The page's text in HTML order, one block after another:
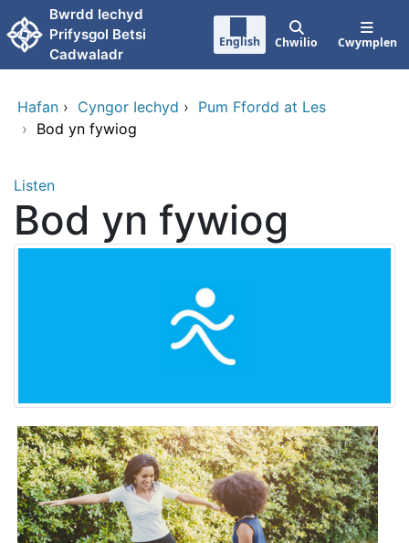
Neidio i'r prif gynnwy
Bwrdd Iechyd
Prifysgol Betsi
Cadwaladr
English Chwilio Cwymplen
Hafan › Cyngor Iechyd › Pum Ffordd at Les
› Bod yn fywiog
Listen
Bod yn fywiog